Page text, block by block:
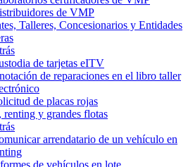
de VMP
Talleres, Concesionarios y Entidades
de tarjetas eITV
de reparaciones en el libro taller
de placas rojas
renting y grandes flotas
arrendatario de un vehículo en